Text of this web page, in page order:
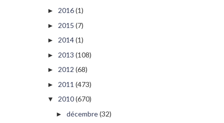
► 2016(1)
► 2015 (7)
► 2014(1)
► 2013 (108)
► 2012 (68)
► 2011 (473)
▼ 2010(670)
► décembre(32)